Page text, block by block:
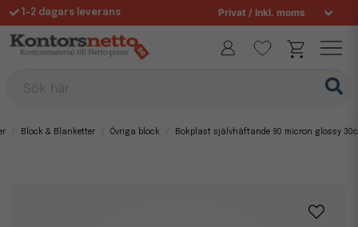
1-2 dagars leverans
Fri frakt över 995 kr
Block & Blanketter Övriga block Bokplast självhäftande 90 micron glossy